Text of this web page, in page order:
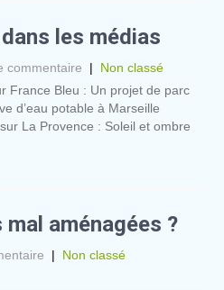
les médias
commentaire | Non classé
France Bleu : Un projet de parc
d’eau potable à Marseille
La Provence : Soleil et ombre
aménagées ?
| Non classé